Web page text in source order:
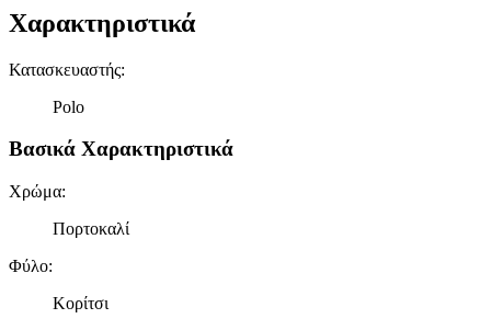
Χαρακτηριστικά
Κατασκευαστής:
Polo
Βασικά Χαρακτηριστικά
Χρώμα:
Πορτοκαλί
Φύλο:
Κορίτσι